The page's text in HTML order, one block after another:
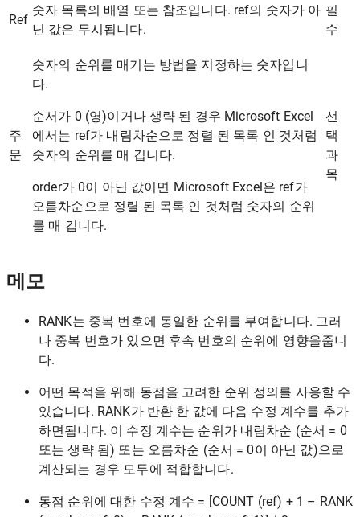
Ref
숫자 목록의 배열 또는 참조입니다. ref의 숫자가 아
닌 값은 무시됩니다.
필
수
주
문
숫자의 순위를 매기는 방법을 지정하는 숫자입니
다.
순서가 0 (영)이거나 생략 된 경우 Microsoft Excel
에서는 ref가 내림차순으로 정렬 된 목록 인 것처럼
숫자의 순위를 매 깁니다.
order가 0이 아닌 값이면 Microsoft Excel은 ref가
오름차순으로 정렬 된 목록 인 것처럼 숫자의 순위
를 매 깁니다.
선
택
과
목
메모
RANK는 중복 번호에 동일한 순위를 부여합니다. 그러
나 중복 번호가 있으면 후속 번호의 순위에 영향을줍니
다.
어떤 목적을 위해 동점을 고려한 순위 정의를 사용할 수
있습니다. RANK가 반환 한 값에 다음 수정 계수를 추가
하면됩니다. 이 수정 계수는 순위가 내림차순 (순서 = 0
또는 생략 됨) 또는 오름차순 (순서 = 0이 아닌 값)으로
계산되는 경우 모두에 적합합니다.
동점 순위에 대한 수정 계수 = [COUNT (ref) + 1 – RANK